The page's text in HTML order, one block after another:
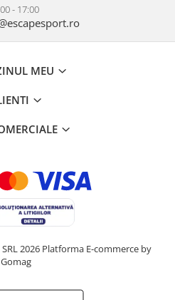
- 17:00
MEU
2026 Platforma E-commerce by
Gomag